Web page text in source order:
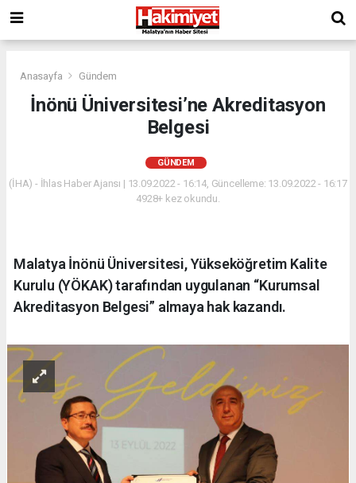
Anasayfa Gündem
İnönü Üniversitesi’ne Akreditasyon
Belgesi
GÜNDEM
(İHA) - İhlas Haber Ajansı | 13.09.2022 - 16:14, Güncelleme: 13.09.2022 - 16:17
4928+ kez okundu.
Malatya İnönü Üniversitesi, Yükseköğretim Kalite
Kurulu (YÖKAK) tarafından uygulanan “Kurumsal
Akreditasyon Belgesi” almaya hak kazandı.